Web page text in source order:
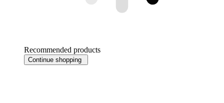
Recommended products
Continue shopping